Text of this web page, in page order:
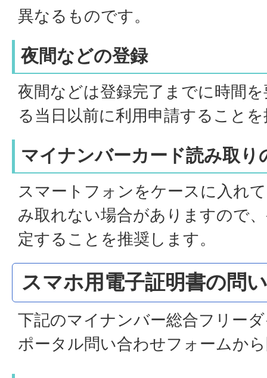
異なるものです。
夜間などの登録
夜間などは登録完了までに時間
る当日以前に利用申請すること
マイナンバーカード読み取り
スマートフォンをケースに入れ
み取れない場合がありますので
定することを推奨します。
スマホ用電子証明書の問
下記のマイナンバー総合フリー
ポータル問い合わせフォームか